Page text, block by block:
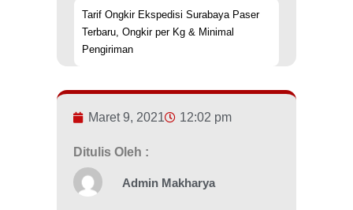
Tarif Ongkir Ekspedisi Surabaya Paser
Terbaru, Ongkir per Kg & Minimal
Pengiriman
Maret 9, 2021 12:02 pm
Ditulis Oleh :
Admin Makharya